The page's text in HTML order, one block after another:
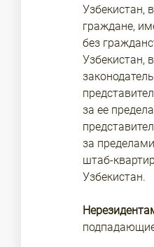
Узбекистан,
граждане,
без
Узбекистан,
за ее
за
штаб-
Узбекистан.